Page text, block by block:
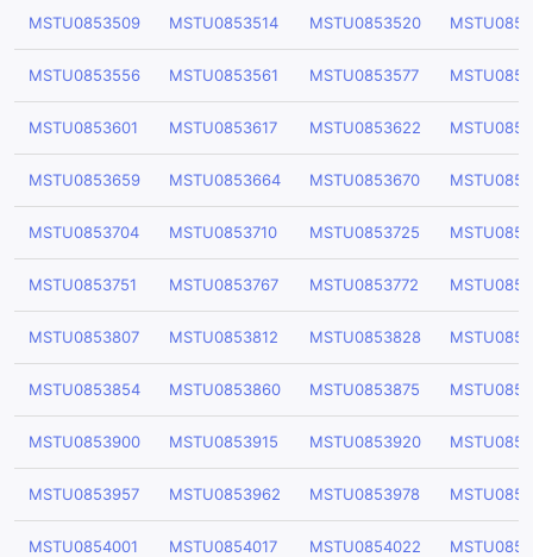
MSTU0853509 MSTU0853514 MSTU0853520
MSTU0853556 MSTU0853561 MSTU0853577
MSTU0853601 MSTU0853617 MSTU0853622
MSTU0853659 MSTU0853664 MSTU0853670
MSTU0853704 MSTU0853710 MSTU0853725
MSTU0853751 MSTU0853767 MSTU0853772
MSTU0853807 MSTU0853812 MSTU0853828
MSTU0853854 MSTU0853860 MSTU0853875
MSTU0853900 MSTU0853915 MSTU0853920
MSTU0853957 MSTU0853962 MSTU0853978
MSTU0854001 MSTU0854017 MSTU0854022